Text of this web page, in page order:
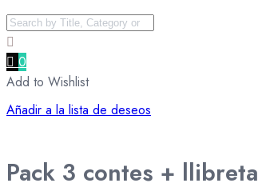
0
Add to Wishlist
Añadir a la lista de deseos
Pack 3 contes + llibreta